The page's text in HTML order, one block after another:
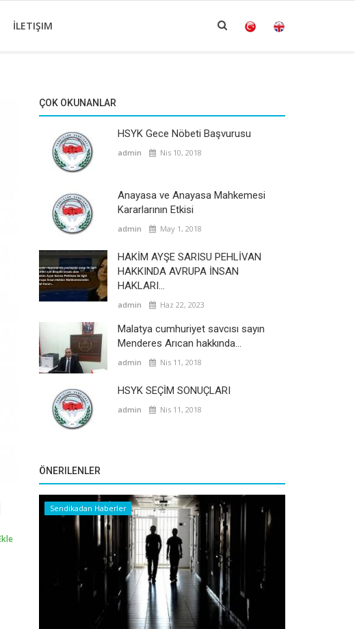
İLETIŞIM
ÇOK OKUNANLAR
HSYK Gece Nöbeti Başvurusu
admin Nis 10, 2018
Anayasa ve Anayasa Mahkemesi
Kararlarının Etkisi
admin May 1, 2018
HAKİM AYŞE SARISU PEHLİVAN
HAKKINDA AVRUPA İNSAN
HAKLARI...
admin Haz 22, 2023
Malatya cumhuriyet savcısı sayın
Menderes Arıcan hakkında...
admin Nis 11, 2018
HSYK SEÇİM SONUÇLARI
admin Nis 11, 2018
ÖNERILENLER
Sendikadan Haberler